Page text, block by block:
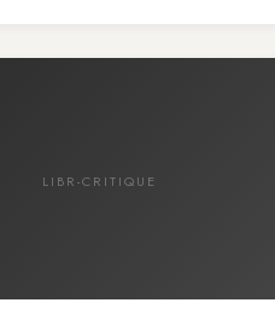
LIBR-CRITIQUE